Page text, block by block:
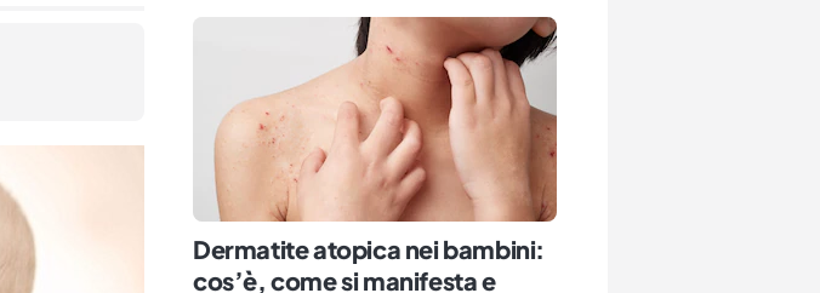
Dermatite atopica nei bambini:
cos’è, come si manifesta e